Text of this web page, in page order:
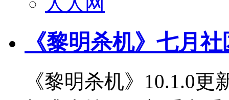
《黎明杀机》七月
《黎明杀机》10.1.0